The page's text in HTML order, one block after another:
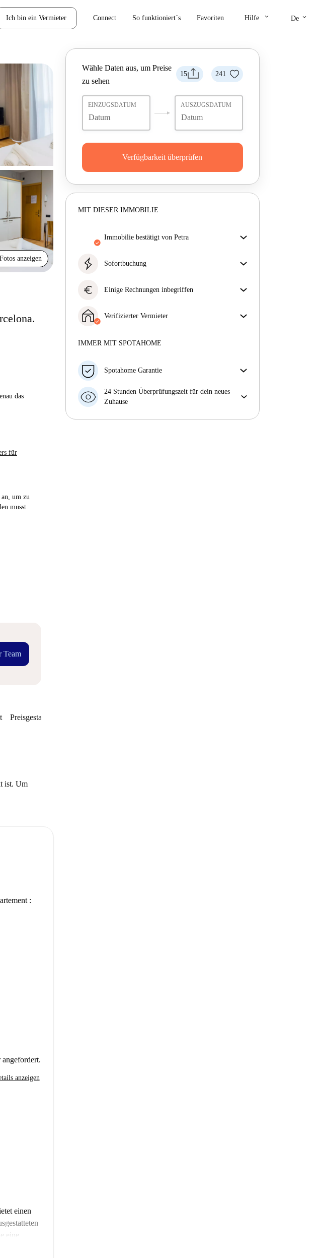
Ich bin ein Vermieter Connect So funktioniert´s Favoriten Hilfe keyboard_arrow_down De keyboard_arrow_down
anzeigen
das
für
um zu
musst.
Team
15 241
Wähle Daten aus, um Preise
zu sehen
EINZUGSDATUM AUSZUGSDATUM
Verfügbarkeit überprüfen
MIT DIESER IMMOBILIE
Immobilie bestätigt von Petra
überprüft. So stellen wir sicher, dass du genau das
Mehr über die Verifizierung
Sofortbuchung
sofort akzeptiert, sofern du die
euro Einige Rechnungen inbegriffen
Sieh dir die Beschreibung des Inserats an, um zu
sehen, welche Nebenkosten in deiner Miete enthalten
Verifizierter Vermieter
Mehr über diesen Vermieter
IMMER MIT SPOTAHOME
Spotahome Garantie
Falls der Vermieter deine Buchung kurzfristig
storniert, werden wir dir entweder A) ein Hotel
finden oder B) den gezahlten Betrag vollständig
24 Stunden Überprüfungszeit für dein neues
Zuhause
Preisgestaltung
ist. Um
:
anzeigen
einen
eine
ist